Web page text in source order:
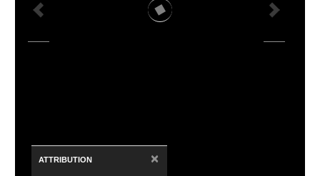
ATTRIBUTION ×